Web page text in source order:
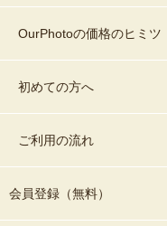
OurPhotoの価格のヒミツ
初めての方へ
ご利用の流れ
会員登録（無料）